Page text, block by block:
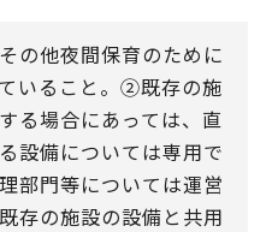
の他夜間保育のために
いること。②既存の施
る場合にあっては、直
設備については専用で
部門等については運営
存の施設の設備と共用